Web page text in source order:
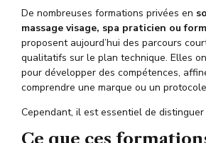
De nombreuses formations privées en
massage visage, spa praticien ou
proposent aujourd’hui des parcours
qualitatifs sur le plan technique. Elles
pour développer des compétences,
comprendre une marque ou un
Cependant, il est essentiel de
Ce que ces